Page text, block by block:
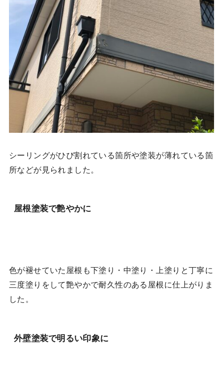
シーリングがひび割れている箇所や塗装が薄れている箇
所などが見られました。
屋根塗装で艶やかに
色が褪せていた屋根も下塗り・中塗り・上塗りと丁寧に
三度塗りをして艶やかで耐久性のある屋根に仕上がりま
した。
外壁塗装で明るい印象に